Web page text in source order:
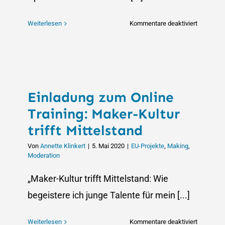
Weiterlesen Kommentare deaktiviertfür
Einladung zum Online
Training: Maker-Kultur
trifft Mittelstand
Von Annette Klinkert | 5. Mai 2020 | EU-Projekte, Making,
Moderation
„Maker-Kultur trifft Mittelstand: Wie
begeistere ich junge Talente für mein [...]
Weiterlesen Kommentare deaktiviertfür